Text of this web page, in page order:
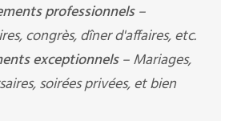
professionnels–
congrès, dîner d'affaires, etc.
exceptionnels– Mariages,
soirées privées, et bien